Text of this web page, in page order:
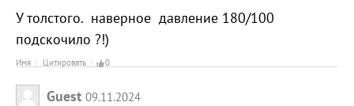
У толстого. наверное давление 180/100
подскочило ?!)
Имя Цитировать 0
Guest 09.11.2024